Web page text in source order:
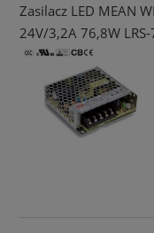
Zasilacz LED MEAN
24V/3,2A 76,8W